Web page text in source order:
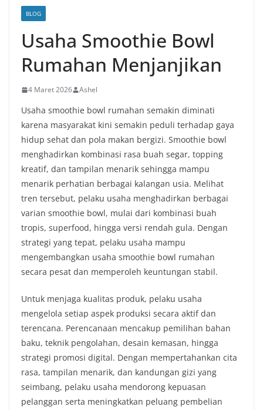
BLOG
Usaha Smoothie Bowl
Rumahan Menjanjikan
4 Maret 2026 Ashel
Usaha smoothie bowl rumahan semakin diminati
karena masyarakat kini semakin peduli terhadap gaya
hidup sehat dan pola makan bergizi. Smoothie bowl
menghadirkan kombinasi rasa buah segar, topping
kreatif, dan tampilan menarik sehingga mampu
menarik perhatian berbagai kalangan usia. Melihat
tren tersebut, pelaku usaha menghadirkan berbagai
varian smoothie bowl, mulai dari kombinasi buah
tropis, superfood, hingga versi rendah gula. Dengan
strategi yang tepat, pelaku usaha mampu
mengembangkan usaha smoothie bowl rumahan
secara pesat dan memperoleh keuntungan stabil.
Untuk menjaga kualitas produk, pelaku usaha
mengelola setiap aspek produksi secara aktif dan
terencana. Perencanaan mencakup pemilihan bahan
baku, teknik pengolahan, desain kemasan, hingga
strategi promosi digital. Dengan mempertahankan cita
rasa, tampilan menarik, dan kandungan gizi yang
seimbang, pelaku usaha mendorong kepuasan
pelanggan serta meningkatkan peluang pembelian